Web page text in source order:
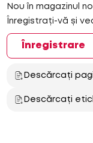
Nou în magazinul
Înregistrați-vă și
Înregistrare
Descărcați
Descărcați